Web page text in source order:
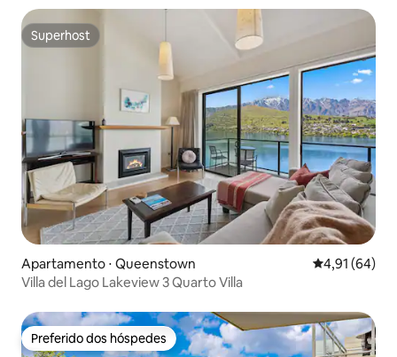
Superhost
Superhost
Apartamento ⋅ Queenstown 4,91 de uma
4,91 (64)
Villa del Lago Lakeview 3 Quarto Villa
Preferido dos hóspedes
Preferido dos hóspedes